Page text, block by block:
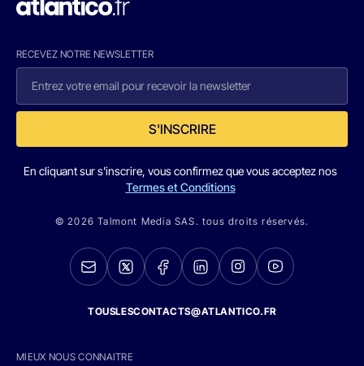
RECEVEZ NOTRE NEWSLETTER
S'INSCRIRE
En cliquant sur s'inscrire, vous confirmez que vous acceptez nos
Termes et Conditions
© 2026 Talmont Media SAS. tous droits réservés.
TOUSLESCONTACTS@ATLANTICO.FR
MIEUX NOUS CONNAITRE